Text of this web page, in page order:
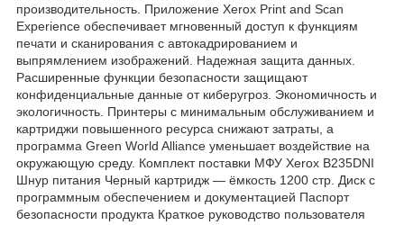
производительность. Приложение Xerox Print and Scan
Experience обеспечивает мгновенный доступ к функциям
печати и сканирования с автокадрированием и
выпрямлением изображений. Надежная защита данных.
Расширенные функции безопасности защищают
конфиденциальные данные от киберугроз. Экономичность и
экологичность. Принтеры с минимальным обслуживанием и
картриджи повышенного ресурса снижают затраты, а
программа Green World Alliance уменьшает воздействие на
окружающую среду. Комплект поставки МФУ Xerox B235DNI
Шнур питания Черный картридж — ёмкость 1200 стр. Диск с
программным обеспечением и документацией Паспорт
безопасности продукта Краткое руководство пользователя